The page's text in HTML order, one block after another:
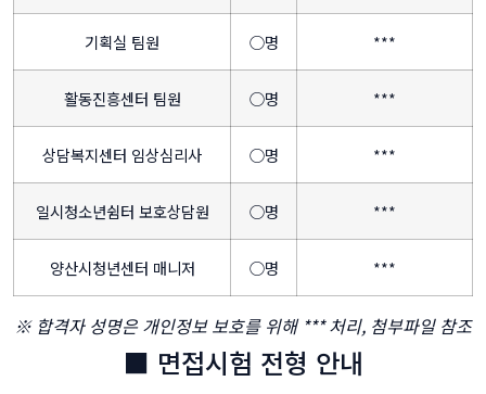
기획실 팀원 ○명 ***
활동진흥센터 팀원 ○명 ***
상담복지센터 임상심리사 ○명 ***
일시청소년쉼터 보호상담원 ○명 ***
양산시청년센터 매니저 ○명 ***
※ 합격자 성명은 개인정보 보호를 위해 *** 처리, 첨부파일 참조
■ 면접시험 전형 안내